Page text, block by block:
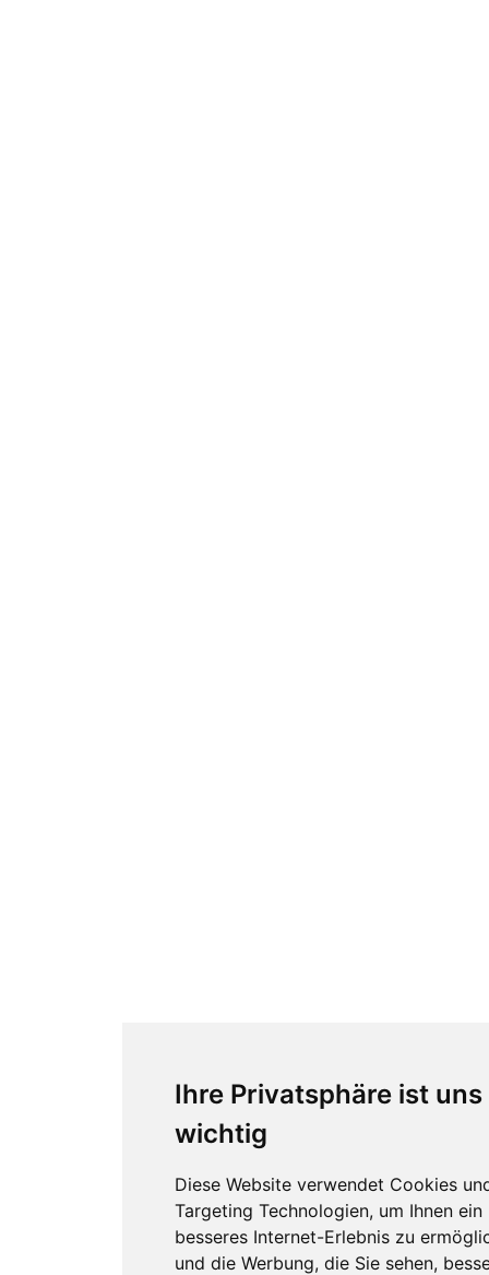
Ihre Privatsphäre ist uns
wichtig
Diese Website verwendet Cookies
Targeting Technologien, um Ihnen ein
besseres Internet-Erlebnis zu
und die Werbung, die Sie sehen,